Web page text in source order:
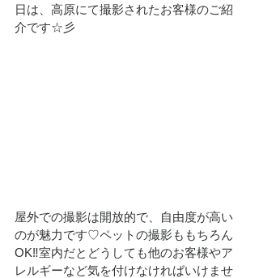
日は、高原にて撮影されたお客様のご紹
介です☆彡
屋外での撮影は開放的で、自由度が高い
のが魅力です♡ペットの撮影ももちろん
OK‼室内だとどうしても他のお客様やア
レルギーなど気を付けなければいけませ